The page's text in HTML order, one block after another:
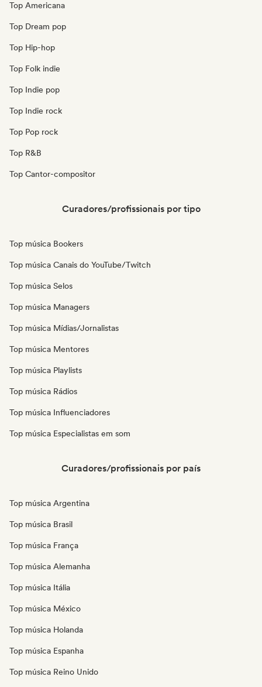
Top Americana
Top Dream pop
Top Hip-hop
Top Folk indie
Top Indie pop
Top Indie rock
Top Pop rock
Top R&B
Top Cantor-compositor
Curadores/profissionais por tipo
Top música Bookers
Top música Canais do YouTube/Twitch
Top música Selos
Top música Managers
Top música Mídias/Jornalistas
Top música Mentores
Top música Playlists
Top música Rádios
Top música Influenciadores
Top música Especialistas em som
Curadores/profissionais por país
Top música Argentina
Top música Brasil
Top música França
Top música Alemanha
Top música Itália
Top música México
Top música Holanda
Top música Espanha
Top música Reino Unido